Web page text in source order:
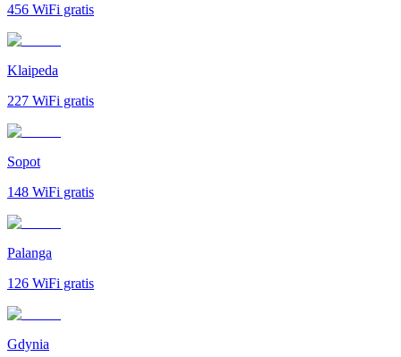
456 WiFi gratis
Klaipeda
227 WiFi gratis
Sopot
148 WiFi gratis
Palanga
126 WiFi gratis
Gdynia